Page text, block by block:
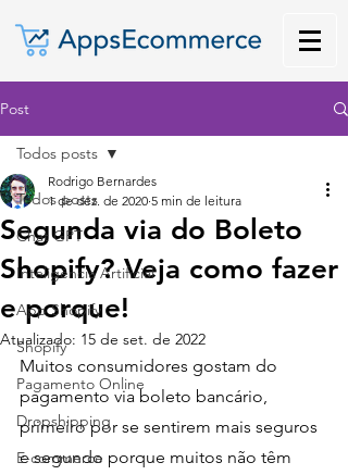
Post
Todos posts
Chat GPT
Inteligência Artificial
App Shopify
Shopify
Pagamento Online
Dropshipping
E-commerce
Todos posts
Segunda via do Boleto
Shopify? Veja como fazer
e porque!
Rodrigo Bernardes
1 de dez. de 2020 5 min de leitura
Atualizado: 15 de set. de 2022
Muitos consumidores gostam do
pagamento via boleto bancário,
primeiro por se sentirem mais seguros
e segundo porque muitos não têm